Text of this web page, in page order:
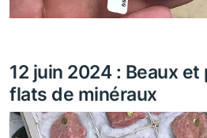
12 juin 2024 : Beaux
flats de minéraux